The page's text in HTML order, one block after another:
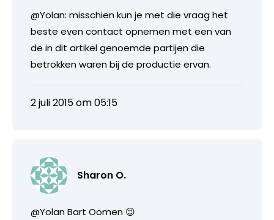
@Yolan: misschien kun je met die vraag het
beste even contact opnemen met een van
de in dit artikel genoemde partijen die
betrokken waren bij de productie ervan.
2 juli 2015 om 05:15
Sharon O.
@Yolan Bart Oomen 😉